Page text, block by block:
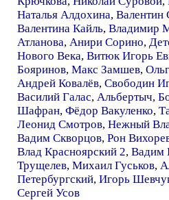
Наталья Алдохина, Валентин
Валентина Кайль, Владимир
Атланова, Анири Сорино,
Нового Века, Витюк Игорь
Бояринов, Макс Замшев,
Андрей Ковалёв, Свободин
Василий Галас, Альбертыч,
Шафран, Фёдор Вакуленко,
Леонид Смотров, Нежный
Вадим Скворцов, Рон
Влад Красноярский 2, Вадим
Трущелев, Михаил Гуськов,
Петербургский, Игорь
Сергей Усов